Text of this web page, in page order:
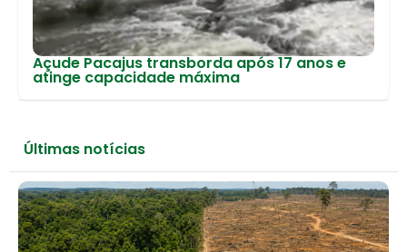
Açude Pacajus transborda após 17 anos e
atinge capacidade máxima
Últimas notícias